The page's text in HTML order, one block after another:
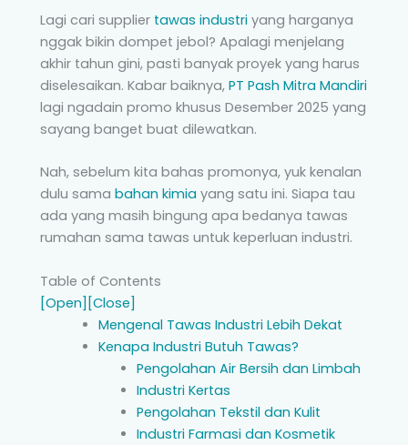
Lagi cari supplier tawas industri yang harganya
nggak bikin dompet jebol? Apalagi menjelang
akhir tahun gini, pasti banyak proyek yang harus
diselesaikan. Kabar baiknya, PT Pash Mitra Mandiri
lagi ngadain promo khusus Desember 2025 yang
sayang banget buat dilewatkan.
Nah, sebelum kita bahas promonya, yuk kenalan
dulu sama bahan kimia yang satu ini. Siapa tau
ada yang masih bingung apa bedanya tawas
rumahan sama tawas untuk keperluan industri.
Table of Contents
[Open] [Close]
Mengenal Tawas Industri Lebih Dekat
Kenapa Industri Butuh Tawas?
Pengolahan Air Bersih dan Limbah
Industri Kertas
Pengolahan Tekstil dan Kulit
Industri Farmasi dan Kosmetik